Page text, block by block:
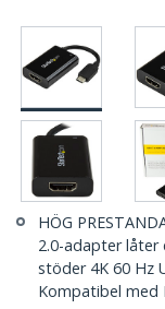
HÖG
2.0-adapter låter
stöder 4K 60 Hz
Kompatibel med